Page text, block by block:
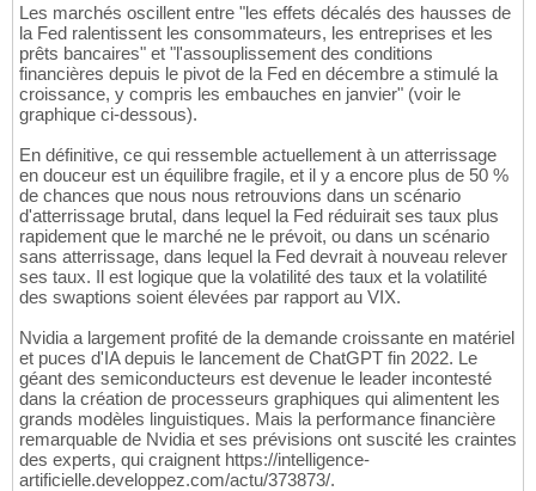
Les marchés oscillent entre "les effets décalés des hausses de
la Fed ralentissent les consommateurs, les entreprises et les
prêts bancaires" et "l'assouplissement des conditions
financières depuis le pivot de la Fed en décembre a stimulé la
croissance, y compris les embauches en janvier" (voir le
graphique ci-dessous).
En définitive, ce qui ressemble actuellement à un atterrissage
en douceur est un équilibre fragile, et il y a encore plus de 50 %
de chances que nous nous retrouvions dans un scénario
d'atterrissage brutal, dans lequel la Fed réduirait ses taux plus
rapidement que le marché ne le prévoit, ou dans un scénario
sans atterrissage, dans lequel la Fed devrait à nouveau relever
ses taux. Il est logique que la volatilité des taux et la volatilité
des swaptions soient élevées par rapport au VIX.
Nvidia a largement profité de la demande croissante en matériel
et puces d'IA depuis le lancement de ChatGPT fin 2022. Le
géant des semiconducteurs est devenue le leader incontesté
dans la création de processeurs graphiques qui alimentent les
grands modèles linguistiques. Mais la performance financière
remarquable de Nvidia et ses prévisions ont suscité les craintes
des experts, qui craignent https://intelligence-
artificielle.developpez.com/actu/373873/.